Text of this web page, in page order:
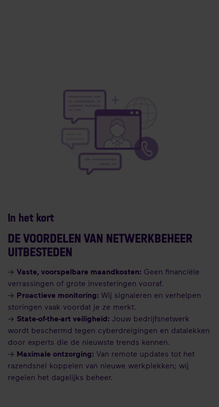
In het kort
DE VOORDELEN VAN NETWERKBEHEER
UITBESTEDEN
→ Vaste, voorspelbare maandkosten: Geen financiële
verrassingen of grote investeringen vooraf.
→ Proactieve monitoring: Wij signaleren en verhelpen
storingen vaak voordat je ze merkt.
→ State-of-the-art veiligheid: Jouw bedrijfsnetwerk
wordt beschermd tegen cyberdreigingen en datalekken
door experts die de nieuwste trends kennen.
→ Maximale ontzorging: Van remote updates tot het
razendsnel koppelen van nieuwe werkplekken; wij
regelen het dagelijks beheer.